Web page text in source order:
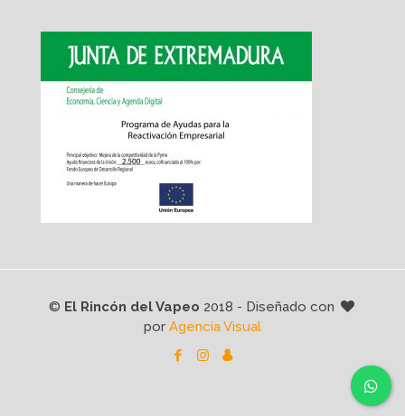
© El Rincón del Vapeo 2018 - Diseñado con
por Agencia Visual